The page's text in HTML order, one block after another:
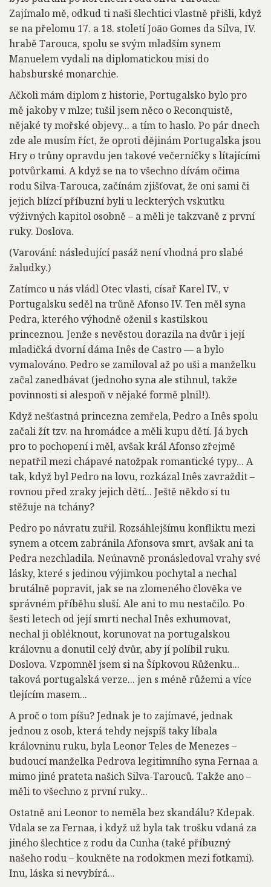
Zajímalo mě, odkud ti naši šlechtici vlastně přišli, když
se na přelomu 17. a 18. století João Gomes da Silva, IV.
hrabě Tarouca, spolu se svým mladším synem
Manuelem vydali na diplomatickou misi do
habsburské monarchie.
Ačkoli mám diplom z historie, Portugalsko bylo pro
mě jakoby v mlze; tušil jsem něco o Reconquistě,
nějaké ty mořské objevy... a tím to haslo. Po pár dnech
zde ale musím říct, že oproti dějinám Portugalska jsou
Hry o trůny opravdu jen takové večerníčky s lítajícími
potvůrkami. A když se na to všechno dívám očima
rodu Silva-Tarouca, začínám zjišťovat, že oni sami či
jejich blízcí příbuzní byli u leckterých vskutku
výživných kapitol osobně – a měli je takzvaně z první
ruky. Doslova.
(Varování: následující pasáž není vhodná pro slabé
žaludky.)
Zatímco u nás vládl Otec vlasti, císař Karel IV., v
Portugalsku seděl na trůně Afonso IV. Ten měl syna
Pedra, kterého výhodně oženil s kastilskou
princeznou. Jenže s nevěstou dorazila na dvůr i její
mladičká dvorní dáma Inês de Castro — a bylo
vymalováno. Pedro se zamiloval až po uši a manželku
začal zanedbávat (jednoho syna ale stihnul, takže
povinnosti si alespoň v nějaké formě plnil!).
Když nešťastná princezna zemřela, Pedro a Inês spolu
začali žít tzv. na hromádce a měli kupu dětí. Já bych
pro to pochopení i měl, avšak král Afonso zřejmě
nepatřil mezi chápavé natožpak romantické typy... A
tak, když byl Pedro na lovu, rozkázal Inês zavraždit –
rovnou před zraky jejich dětí... Ještě někdo si tu
stěžuje na tchány?
Pedro po návratu zuřil. Rozsáhlejšímu konfliktu mezi
synem a otcem zabránila Afonsova smrt, avšak ani ta
Pedra nezchladila. Neúnavně pronásledoval vrahy své
lásky, které s jedinou výjimkou pochytal a nechal
brutálně popravit, jak se na zlomeného člověka ve
správném příběhu sluší. Ale ani to mu nestačilo. Po
šesti letech od její smrti nechal Inês exhumovat,
nechal ji obléknout, korunovat na portugalskou
královnu a donutil celý dvůr, aby jí políbil ruku.
Doslova. Vzpomněl jsem si na Šípkovou Růženku...
taková portugalská verze... jen s méně růžemi a více
tlejícím masem...
A proč o tom píšu? Jednak je to zajímavé, jednak
jednou z osob, která tehdy nejspíš taky líbala
královninu ruku, byla Leonor Teles de Menezes –
budoucí manželka Pedrova legitimního syna Fernaa a
mimo jiné prateta našich Silva-Tarouců. Takže ano –
měli to všechno z první ruky...
Ostatně ani Leonor to neměla bez skandálu? Kdepak.
Vdala se za Fernaa, i když už byla tak trošku vdaná za
jiného šlechtice z rodu da Cunha (také příbuzný
našeho rodu – koukněte na rodokmen mezi fotkami).
Inu, láska si nevybírá...